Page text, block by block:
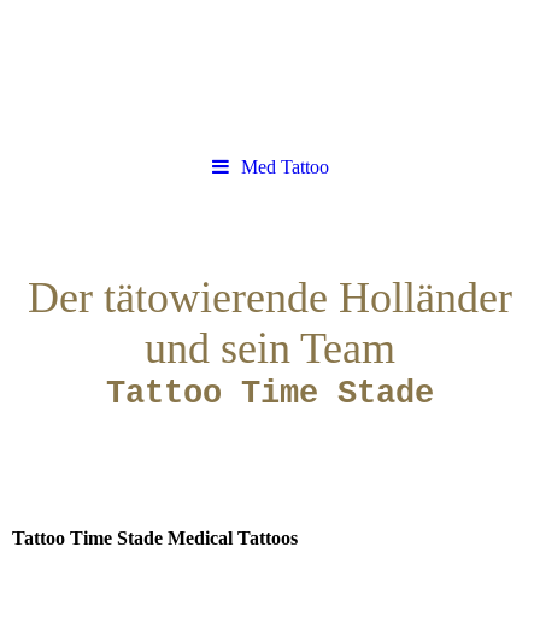
Med Tattoo
Der tätowierende Holländer
und sein Team
Tattoo Time Stade
Tattoo Time Stade Medical Tattoos